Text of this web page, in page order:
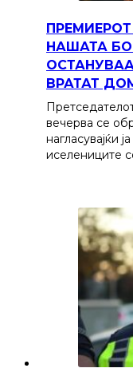
НАШАТА
ВРАТАТ
вечерва се
нагласувајќи
иселениците